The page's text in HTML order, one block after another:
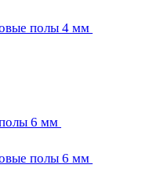
полы 4 мм
6 мм
полы 6 мм